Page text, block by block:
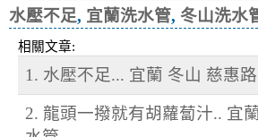
水壓不足, 宜蘭洗水管, 冬山洗水
相關文章:
1. 水壓不足... 宜蘭 冬山 慈惠
2. 龍頭一撥就有胡蘿蔔汁.. 宜